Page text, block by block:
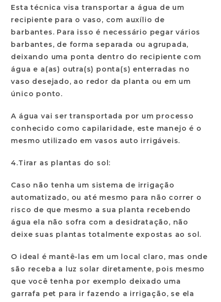
Esta técnica visa transportar a água de um
recipiente para o vaso, com auxílio de
barbantes. Para isso é necessário pegar vários
barbantes, de forma separada ou agrupada,
deixando uma ponta dentro do recipiente com
água e a(as) outra(s) ponta(s) enterradas no
vaso desejado, ao redor da planta ou em um
único ponto.
A água vai ser transportada por um processo
conhecido como capilaridade, este manejo é o
mesmo utilizado em vasos auto irrigáveis.
4.Tirar as plantas do sol:
Caso não tenha um sistema de irrigação
automatizado, ou até mesmo para não correr o
risco de que mesmo a sua planta recebendo
água ela não sofra com a desidratação, não
deixe suas plantas totalmente expostas ao sol.
O ideal é mantê-las em um local claro, mas onde
são receba a luz solar diretamente, pois mesmo
que você tenha por exemplo deixado uma
garrafa pet para ir fazendo a irrigação, se ela